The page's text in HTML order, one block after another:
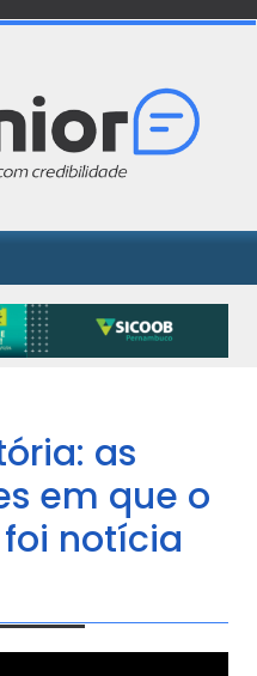
as
em que o
notícia